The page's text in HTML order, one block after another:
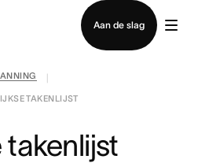
Aan de slag
met verkoop
TAKENLIJST
takenlijst